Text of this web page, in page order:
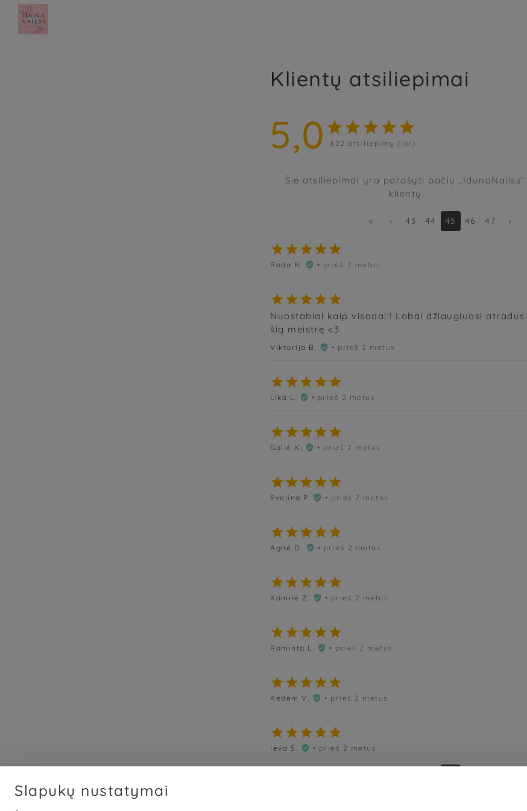
Klientų atsiliepimai
5,0     
622 atsiliepimų (-ai)
Šie atsiliepimai yra parašyti pačių „IdunaNailss“
klientų
« ‹ 43 44 45 46 47 ›

Reda R.  • prieš 2 metus

Nuostabiai kaip visada!!! Labai džiaugiuosi atradusi
šią meistrę <3
Viktorija B.  • prieš 2 metus

Lika L.  • prieš 2 metus

Gailė K.  • prieš 2 metus

Evelina P.  • prieš 2 metus

Agnė D.  • prieš 2 metus

Kamilė Z.  • prieš 2 metus

Raminta L.  • prieš 2 metus

Kedem V.  • prieš 2 metus

Ieva Š.  • prieš 2 metus
Slapukų nustatymai